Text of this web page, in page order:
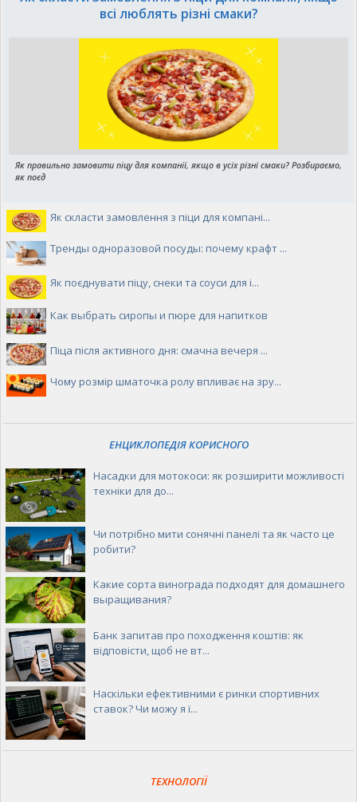
всі люблять різні смаки?
Як правильно замовити піцу для компанії, якщо в усіх різні смаки? Розбираємо,
як поєд
Як скласти замовлення з піци для компані...
Тренды одноразовой посуды: почему крафт ...
Як поєднувати піцу, снеки та соуси для і...
Как выбрать сиропы и пюре для напитков
Піца після активного дня: смачна вечеря ...
Чому розмір шматочка ролу впливає на зру...
ЕНЦИКЛОПЕДІЯ КОРИСНОГО
Насадки для мотокоси: як розширити можливості
техніки для до...
Чи потрібно мити сонячні панелі та як часто це
робити?
Какие сорта винограда подходят для домашнего
выращивания?
Банк запитав про походження коштів: як
відповісти, щоб не вт...
Наскільки ефективними є ринки спортивних
ставок? Чи можу я ї...
ТЕХНОЛОГІЇ